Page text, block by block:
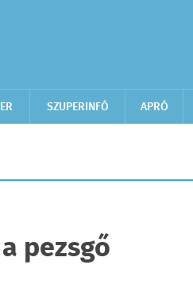
SZUPERINFÓ APRÓ
pezsgő